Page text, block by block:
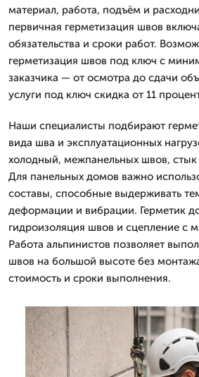
материал, работа, подъём и
первичная герметизация швов
обязательства и сроки работ.
герметизация швов под ключ с
заказчика — от осмотра до сдачи
услуги под ключ скидка от 11
Наши специалисты подбирают
вида шва и эксплуатационных
холодный, межпанельных швов, стык
Для панельных домов важно
составы, способные выдерживать
деформации и вибрации. Герметик
гидроизоляция швов и сцепление с
Работа альпинистов позволяет
швов на большой высоте без
стоимость и сроки выполнения.